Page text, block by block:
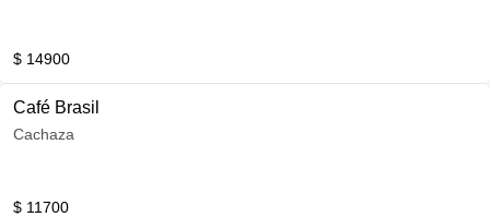
$ 14900
Café Brasil
Cachaza
$ 11700